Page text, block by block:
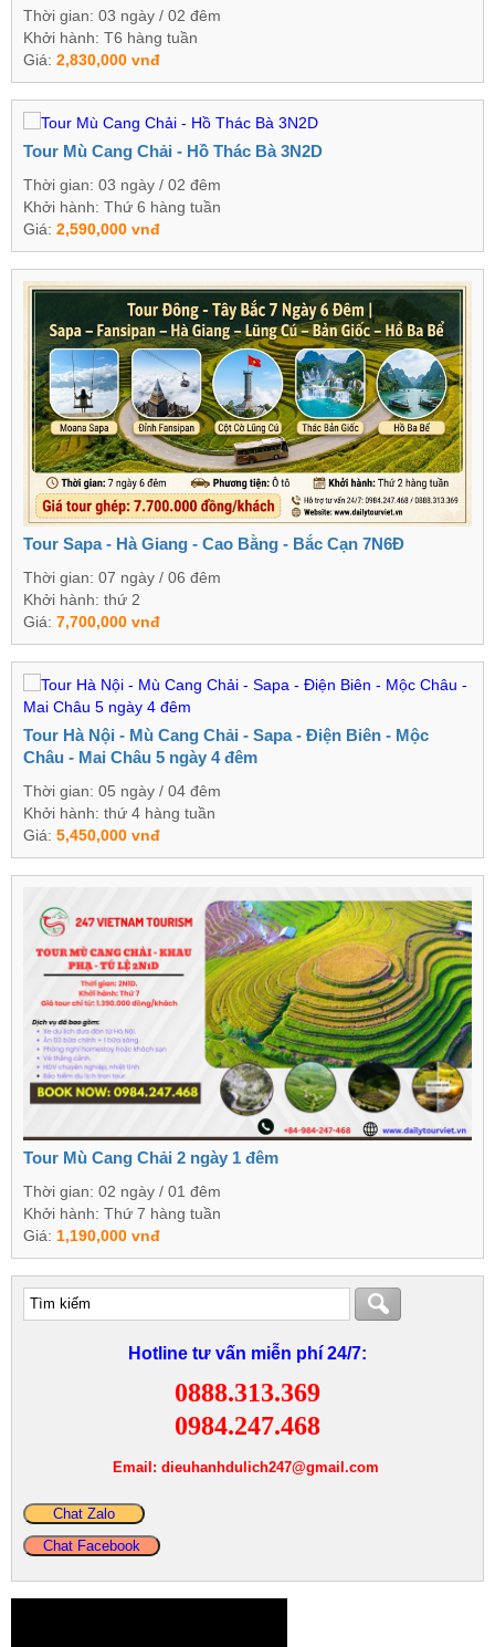
Thời gian: 03 ngày / 02 đêm
Khởi hành: T6 hàng tuần
Giá: 2,830,000 vnđ
Tour Mù Cang Chải - Hồ Thác Bà 3N2D
Thời gian: 03 ngày / 02 đêm
Khởi hành: Thứ 6 hàng tuần
Giá: 2,590,000 vnđ
Tour Sapa - Hà Giang - Cao Bằng - Bắc Cạn 7N6Đ
Thời gian: 07 ngày / 06 đêm
Khởi hành: thứ 2
Giá: 7,700,000 vnđ
Tour Hà Nội - Mù Cang Chải - Sapa - Điện Biên - Mộc
Châu - Mai Châu 5 ngày 4 đêm
Thời gian: 05 ngày / 04 đêm
Khởi hành: thứ 4 hàng tuần
Giá: 5,450,000 vnđ
Tour Mù Cang Chải 2 ngày 1 đêm
Thời gian: 02 ngày / 01 đêm
Khởi hành: Thứ 7 hàng tuần
Giá: 1,190,000 vnđ
Hotline tư vấn miễn phí 24/7:
0888.313.369
0984.247.468
Email: dieuhanhdulich247@gmail.com
Chat Zalo
Chat Facebook